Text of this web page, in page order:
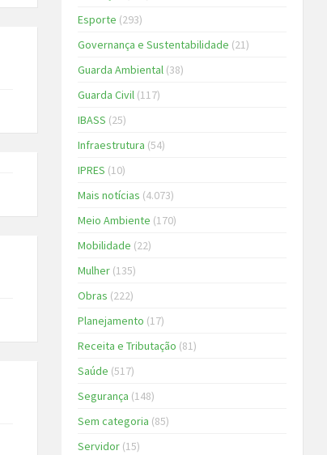
Esporte (293)
Governança e Sustentabilidade (21)
Guarda Ambiental(38)
Guarda Civil(117)
IBASS (25)
Infraestrutura (54)
IPRES (10)
Mais notícias (4.073)
Meio Ambiente (170)
Mobilidade (22)
Mulher(135)
Obras (222)
Planejamento (17)
Receita e Tributação (81)
Saúde (517)
Segurança (148)
Sem categoria (85)
Servidor(15)